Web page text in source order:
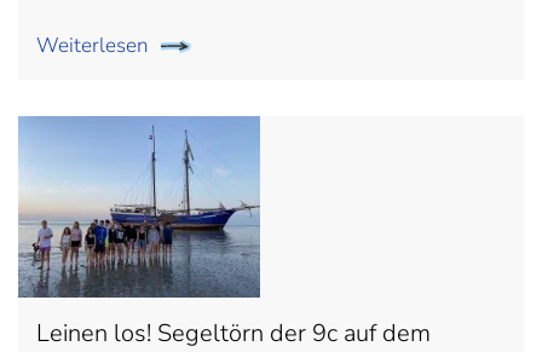
Weiterlesen
Leinen los! Segeltörn der 9c auf dem